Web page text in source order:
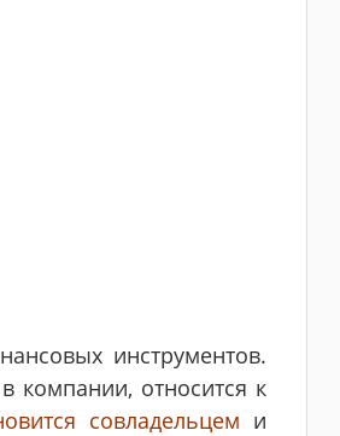
инструментов.
компании, относится к
совладельцем и